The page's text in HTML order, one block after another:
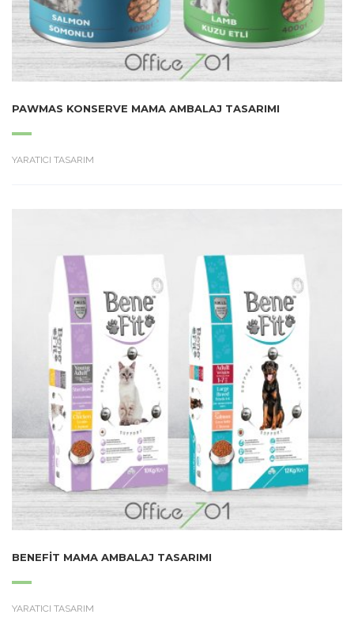
PAWMAS KONSERVE MAMA AMBALAJ TASARIMI
YARATICI TASARIM
BENEFIT MAMA AMBALAJ TASARIMI
YARATICI TASARIM